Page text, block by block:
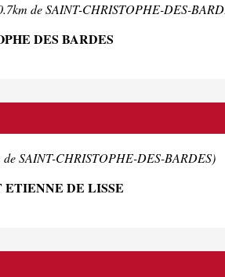
de SAINT-CHRISTOPHE-DES-
DES BARDES
de SAINT-CHRISTOPHE-DES-BARDES)
DE LISSE